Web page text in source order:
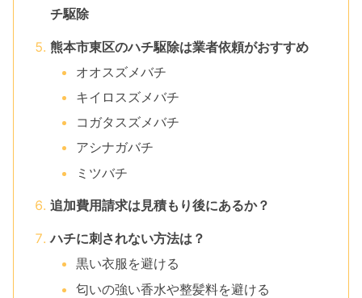
チ駆除
熊本市東区のハチ駆除は業者依頼がおすすめ
オオスズメバチ
キイロスズメバチ
コガタスズメバチ
アシナガバチ
ミツバチ
追加費用請求は見積もり後にあるか？
ハチに刺されない方法は？
黒い衣服を避ける
匂いの強い香水や整髪料を避ける